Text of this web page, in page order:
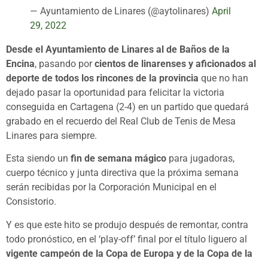
— Ayuntamiento de Linares (@aytolinares) April
29, 2022
Desde el Ayuntamiento de Linares al de Baños de la
Encina, pasando porcientos de linarenses y aficionados al
deporte de todos los rincones de la provincia que no han
dejado pasar la oportunidad para felicitar la victoria
conseguida en Cartagena (2-4) en un partido que quedará
grabado en el recuerdo del Real Club de Tenis de Mesa
Linares para siempre.
Esta siendo un fin de semana mágico para jugadoras,
cuerpo técnico y junta directiva que la próxima semana
serán recibidas por la Corporación Municipal en el
Consistorio.
Y es que este hito se produjo después de remontar, contra
todo pronóstico, en el ‘play-off’ final por el título liguero al
vigente campeón de la Copa de Europa y de la Copa de la